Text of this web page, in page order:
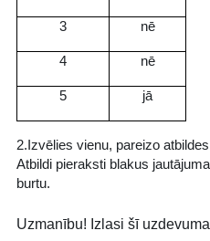
3 nē
4 nē
5 jā
2.Izvēlies vienu, pareizo
Atbildi pieraksti blakus
burtu.
Uzmanību! Izlasi šī